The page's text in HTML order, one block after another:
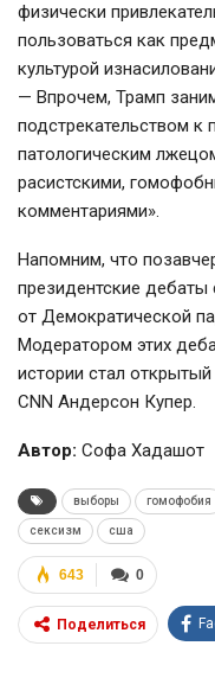
физически
пользоваться как
культурой
— Впрочем, Трамп
подстрекательством к
патологическим
расистскими,
комментариями».
Напомним, что
президентские дебаты
от Демократической
Модератором этих
истории стал
CNN Андерсон Купер.
Автор: Софа Хадашот
выборы гомофобия
сексизм сша
0
643
Поделиться